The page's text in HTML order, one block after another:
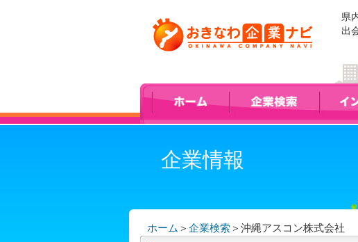
県
出
企業情報
ホーム ＞ 企業検索＞ 沖縄アスコン株式会社